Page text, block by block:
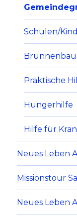
Schulen/
Brunnenbau
Praktische
Hungerhilfe
Hilfe für
Neues Leben
Missionstour
Neues Leben